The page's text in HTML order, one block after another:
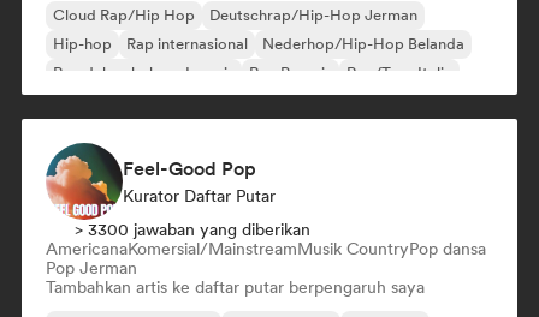
Cloud Rap/Hip Hop
Deutschrap/Hip-Hop Jerman
Hip-hop
Rap internasional
Nederhop/Hip-Hop Belanda
Rap dalam bahasa Inggris
Rap Prancis Rap/Trap Italia
Feel-Good Pop
Kurator Daftar Putar
> 3300 jawaban yang diberikan
AmericanaKomersial/MainstreamMusik CountryPop dansa
Pop Jerman
Tambahkan artis ke daftar putar berpengaruh saya